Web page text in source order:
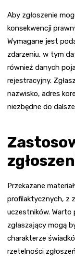
Aby zgłoszenie
konsekwencji
Wymagane jest
zdarzeniu, w tym
również danych
rejestracyjny.
nazwisko, adres
niezbędne do
Przekazane
profilaktycznych, z
uczestników.
zgłaszający mogą
charakterze
rzetelności